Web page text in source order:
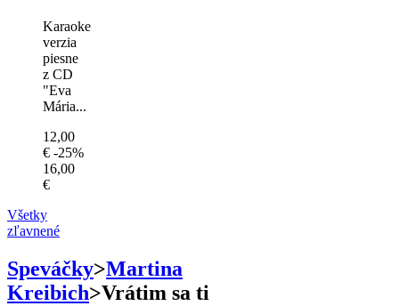
Karaoke
verzia
piesne
z CD
"Eva
Mária...
12,00
€ -25%
16,00
€
Všetky
zľavnené
Speváčky>Martina
Kreibich>Vrátim sa ti